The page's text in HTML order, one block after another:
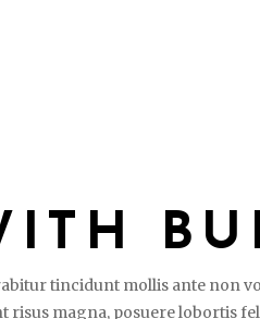
tincidunt mollis ante non
magna, posuere lobortis